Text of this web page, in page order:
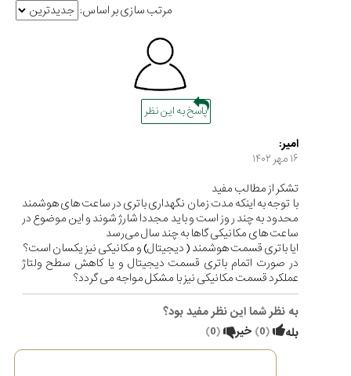
مرتب سازی بر اساس:
پاسخ به این نظر
امیر:
۱۶ مهر ۱۴۰۲
تشکر از مطالب مفید
با توجه به اینکه مدت زمان نگهداری باتری در ساعت های هوشمند
محدود به چند ر وز است و باید مجددا شارژ شوند و این موضوع در
ساعت های مکانیکی گاها به چند سال می‌رسد
ایا باتری قسمت هوشمند ( دیجیتال) و مکانیکی نیز یکسان است؟
در صورت اتمام باتری قسمت دیجیتال و یا کاهش سطح ولتاژ
عملکرد قسمت مکانیکی نیز با مشکل مواجه می گردد؟
به نظر شما این نظر مفید بود؟
بله
(
0
) خیر (
0
)